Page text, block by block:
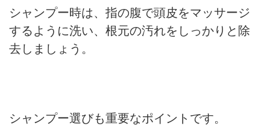
シャンプー時は、指の腹で頭皮をマッサージ
するように洗い、根元の汚れをしっかりと除
去しましょう。
シャンプー選びも重要なポイントです。